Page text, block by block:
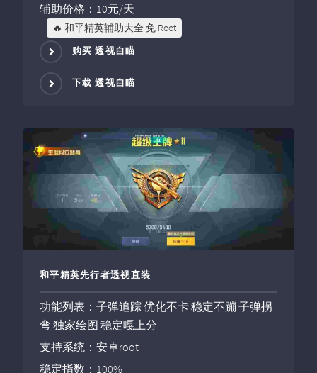
辅助价格：10元/天
🔥 和平精英辅助大全 免 Root
购买 透视自瞄
下载 透视自瞄
和平精英先行者透视直装
功能列表：子弹追踪 优化不卡 稳定不蹦 子弹拐
弯 独家绘图 稳定嘎上分
支持系统：安卓root
稳定指数：100%